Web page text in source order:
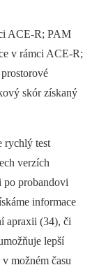
ACE-R; PAM
v rámci ACE-R;
skór získaný
rychlý test
verzích
po probandovi
informace
apraxii (34), či
lepší
možném času